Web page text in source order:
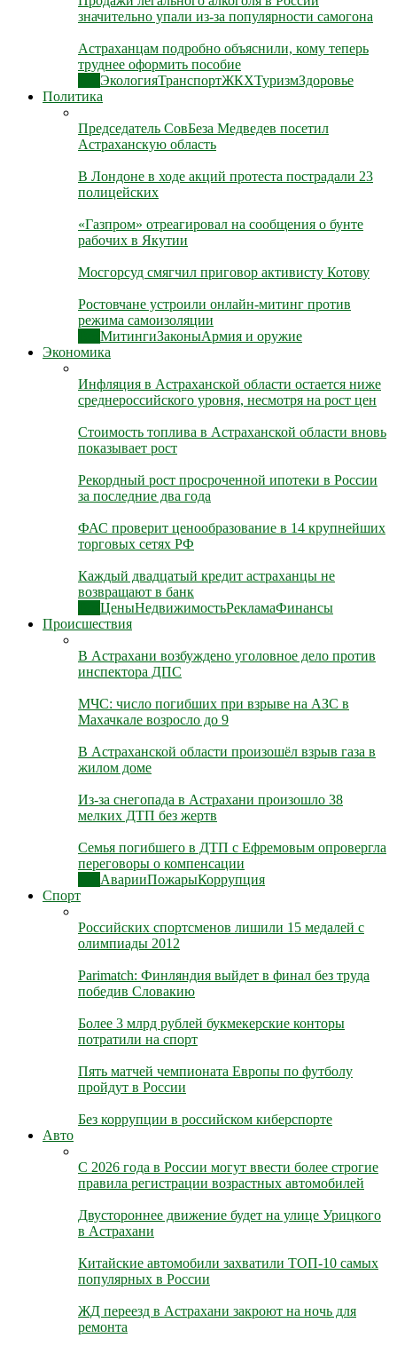
значительно упали из-за популярности самогона
Астраханцам подробно объяснили, кому теперь
труднее оформить пособие
ЭкологияТранспортЖКХТуризмЗдоровье
Политика
Председатель СовБеза Медведев посетил
Астраханскую область
В Лондоне в ходе акций протеста пострадали 23
полицейских
«Газпром» отреагировал на сообщения о бунте
рабочих в Якутии
Мосгорсуд смягчил приговор активисту Котову
Ростовчане устроили онлайн-митинг против
режима самоизоляции
МитингиЗаконыАрмия и оружие
Экономика
Инфляция в Астраханской области остается ниже
среднероссийского уровня, несмотря на рост цен
Стоимость топлива в Астраханской области вновь
показывает рост
Рекордный рост просроченной ипотеки в России
за последние два года
ФАС проверит ценообразование в 14 крупнейших
торговых сетях РФ
Каждый двадцатый кредит астраханцы не
возвращают в банк
ЦеныНедвижимостьРекламаФинансы
Происшествия
В Астрахани возбуждено уголовное дело против
инспектора ДПС
МЧС: число погибших при взрыве на АЗС в
Махачкале возросло до 9
В Астраханской области произошёл взрыв газа в
жилом доме
Из-за снегопада в Астрахани произошло 38
мелких ДТП без жертв
Семья погибшего в ДТП с Ефремовым опровергла
переговоры о компенсации
АварииПожарыКоррупция
Спорт
Российских спортсменов лишили 15 медалей с
олимпиады 2012
Parimatch: Финляндия выйдет в финал без труда
победив Словакию
Более 3 млрд рублей букмекерские конторы
потратили на спорт
Пять матчей чемпионата Европы по футболу
пройдут в России
Без коррупции в российском киберспорте
Авто
С 2026 года в России могут ввести более строгие
правила регистрации возрастных автомобилей
Двустороннее движение будет на улице Урицкого
в Астрахани
Китайские автомобили захватили ТОП-10 самых
популярных в России
ЖД переезд в Астрахани закроют на ночь для
ремонта